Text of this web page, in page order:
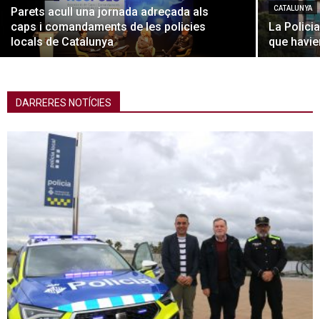
Parets acull una jornada adreçada als
caps i comandaments de les policies
locals de Catalunya
CATALUNYA
La
que
DARRERES NOTÍCIES